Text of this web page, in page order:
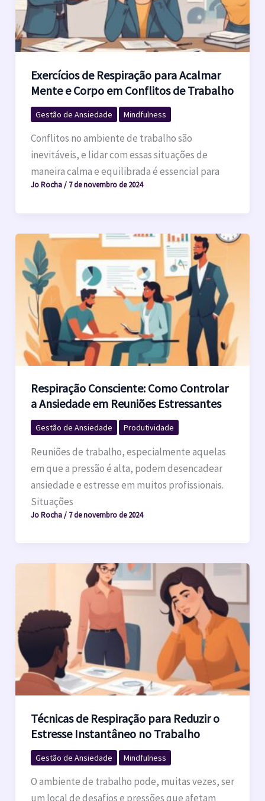
Exercícios de Respiração para Acalmar
Mente e Corpo em Conflitos de Trabalho
Gestão de Ansiedade Mindfulness
Conflitos no ambiente de trabalho são
inevitáveis, e lidar com essas situações de
maneira calma e equilibrada é essencial para
Jo Rocha/ 7 de novembro de 2024
Respiração Consciente: Como Controlar
a Ansiedade em Reuniões Estressantes
Gestão de Ansiedade Produtividade
Reuniões de trabalho, especialmente aquelas
em que a pressão é alta, podem desencadear
ansiedade e estresse em muitos profissionais.
Situações
Jo Rocha/ 7 de novembro de 2024
Técnicas de Respiração para Reduzir o
Estresse Instantâneo no Trabalho
Gestão de Ansiedade Mindfulness
O ambiente de trabalho pode, muitas vezes, ser
um local de desafios e pressões que afetam